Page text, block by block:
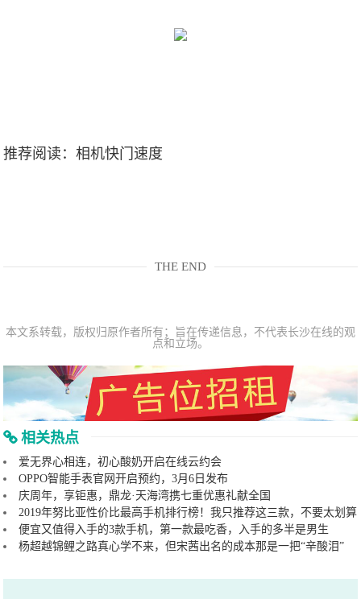
推荐阅读：相机快门速度
THE END
本文系转载，版权归原作者所有；旨在传递信息，不代表长沙在线的观
点和立场。
相关热点
爱无界心相连，初心酸奶开启在线云约会
OPPO智能手表官网开启预约，3月6日发布
庆周年，享钜惠，鼎龙·天海湾携七重优惠礼献全国
2019年努比亚性价比最高手机排行榜！我只推荐这三款，不要太划算
便宜又值得入手的3款手机，第一款最吃香，入手的多半是男生
杨超越锦鲤之路真心学不来，但宋茜出名的成本那是一把“辛酸泪”